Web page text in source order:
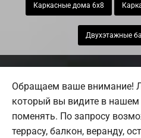
Каркасные дома 6х8
Двухэтажные
Обращаем ваше внимание!
который вы видите в
поменять. По запросу
террасу, балкон, веранду,